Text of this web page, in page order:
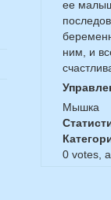
ее
ним, и
Мышка
0 votes,